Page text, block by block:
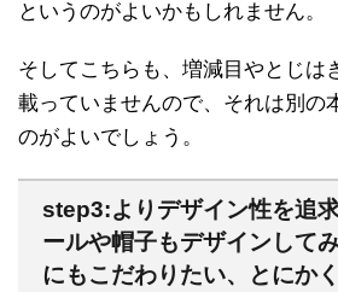
というのがよいかもしれません。
そしてこちらも、増減目やとじは
載っていませんので、それは別の
のがよいでしょう。
step3:よりデザイン性を追
ールや帽子もデザインして
にもこだわりたい、とにか